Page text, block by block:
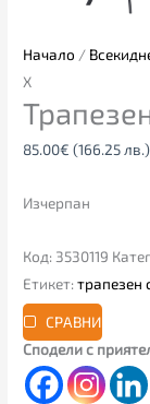
Начало /
X
85.00€ (166.25 лв.)
Изчерпан
Код: 3530119
Етикет:трапезен
СРАВНИ
Сподели с